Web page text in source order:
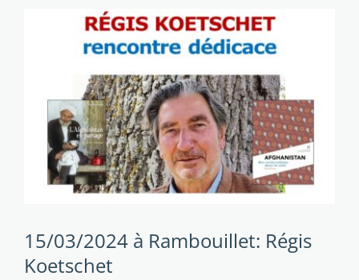
15/03/2024 à Rambouillet: Régis
Koetschet